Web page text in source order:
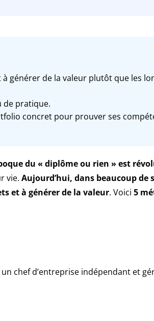
générer de la valeur plutôt que les
de pratique.
concret pour prouver ses
du « diplôme ou rien » est
vie. Aujourd’hui, dans beaucoup de
et à générer de la valeur. Voici 5
un chef d’entreprise indépendant et